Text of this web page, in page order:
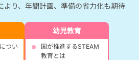
より、年間計画、準備の省力化も期待
つい
幼児教育
国が推進するSTEAM
教育とは